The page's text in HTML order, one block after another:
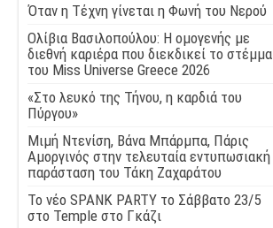
Όταν η Τέχνη γίνεται η Φωνή του Νερού
Ολίβια Βασιλοπούλου: Η ομογενής με
διεθνή καριέρα που διεκδικεί το στέμμα
του Miss Universe Greece 2026
«Στο λευκό της Τήνου, η καρδιά του
Πύργου»
Μιμή Ντενίση, Βάνα Μπάρμπα, Πάρις
Αμοργινός στην τελευταία εντυπωσιακή
παράσταση του Τάκη Ζαχαράτου
Το νέο SPANK PARTY το Σάββατο 23/5
στο Temple στο Γκάζι